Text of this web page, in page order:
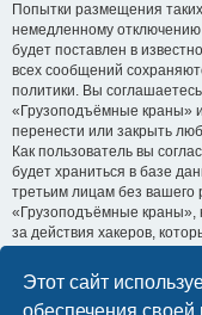
Этот сайт
обеспечения своей
Попытки размещения
немедленному
будет поставлен в
всех сообщений
политики. Вы
«Грузоподъёмные краны»
перенести или закрыть
Как пользователь вы
будет храниться в базе
третьим лицам без
«Грузоподъёмные краны»,
за действия хакеров,